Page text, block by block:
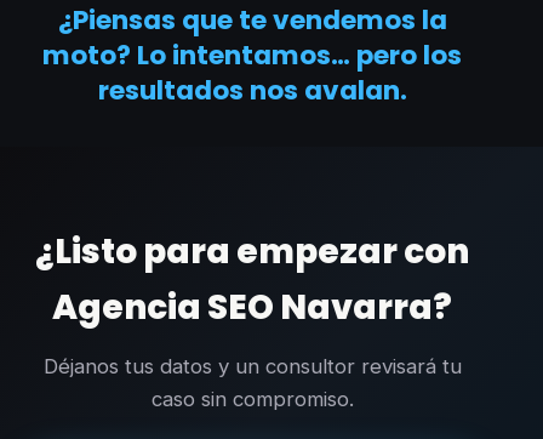
¿Piensas que te vendemos la
moto? Lo intentamos… pero los
resultados nos avalan.
¿Listo para empezar con
Agencia SEO Navarra?
Déjanos tus datos y un consultor revisará tu
caso sin compromiso.